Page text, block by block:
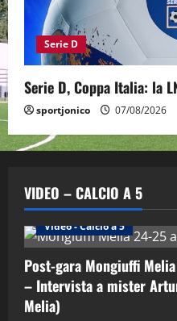
Serie D
Serie D, Coppa Italia: la
sportjonico 07/08/2026
VIDEO – CALCIO A 5
Altri Sport Calcio a 5
Video - Calcio a 5
Post-gara Mongiuffi
– Intervista a mister
Melia)